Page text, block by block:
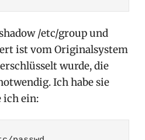
/etc/group und
ist vom Originalsystem
wurde, die
Ich habe sie
ich ein: